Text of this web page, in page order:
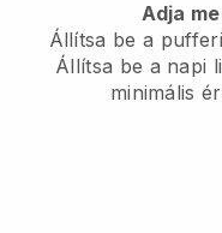
Adja
Állítsa be a
Állítsa be a napi
minimális